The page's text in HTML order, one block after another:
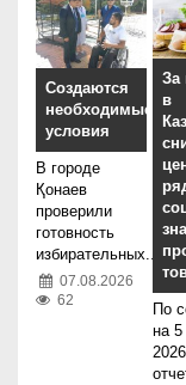
Создаются
необходимые
условия
В городе
Қонаев
проверили
готовность
избирательных...
07.08.2026
62
За
в
По
на 5